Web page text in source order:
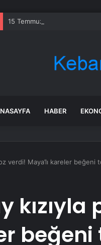
15 Temmuz’un firari teröristi
HABER
verdi! Maya’lı kareler beğeni
kızıyla
beğeni